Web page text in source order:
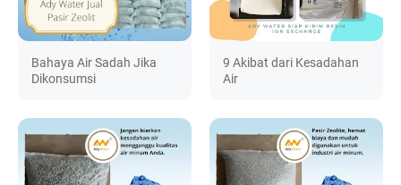
Bahaya Air Sadah Jika
Dikonsumsi
9 Akibat dari Kesadahan
Air